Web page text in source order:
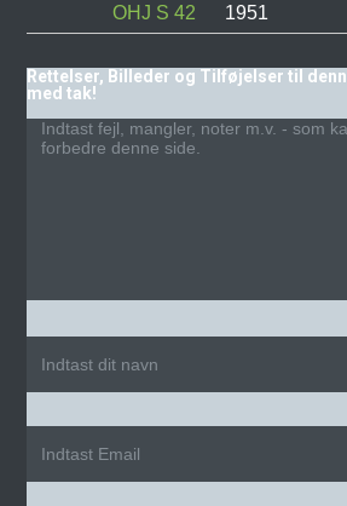
OHJ S 42
1951
Rettelser, Billeder og Tilføjelser til
med tak!